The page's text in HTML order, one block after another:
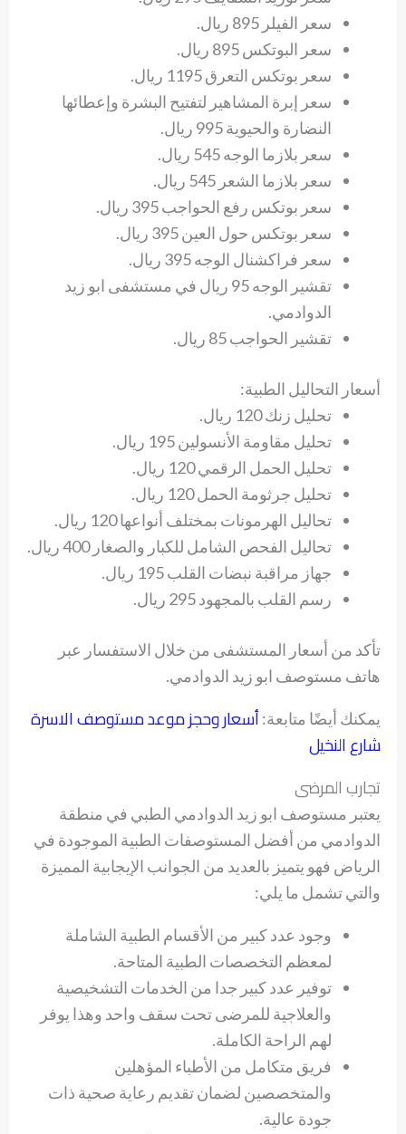
سعر الفيلر 895 ريال.
سعر البوتكس 895 ريال.
سعر بوتكس التعرق 1195 ريال.
سعر إبرة المشاهير لتفتيح البشرة وإعطائها
النضارة والحيوية 995 ريال.
سعر بلازما الوجه 545 ريال.
سعر بلازما الشعر 545 ريال.
سعر بوتكس رفع الحواجب 395 ريال.
سعر بوتكس حول العين 395 ريال.
سعر فراكشنال الوجه 395 ريال.
تقشير الوجه 95 ريال في مستشفى ابو زيد
الدوادمي.
تقشير الحواجب 85 ريال.
أسعار التحاليل الطبية:
تحليل زنك 120 ريال.
تحليل مقاومة الأنسولين 195 ريال.
تحليل الحمل الرقمي 120 ريال.
تحليل جرثومة الحمل 120 ريال.
تحاليل الهرمونات بمختلف أنواعها 120 ريال.
تحاليل الفحص الشامل للكبار والصغار 400 ريال.
جهاز مراقبة نبضات القلب 195 ريال.
رسم القلب بالمجهود 295 ريال.
تأكد من أسعار المستشفى من خلال الاستفسار عبر
هاتف مستوصف ابو زيد الدوادمي.
يمكنك أيضًا متابعة:أسعار وحجز موعد مستوصف الاسرة
شارع النخيل
تجارب المرضى
يعتبر مستوصف ابو زيد الدوادمي الطبي في منطقة
الدوادمي من أفضل المستوصفات الطبية الموجودة في
الرياض فهو يتميز بالعديد من الجوانب الإيجابية المميزة
والتي تشمل ما يلي:
وجود عدد كبير من الأقسام الطبية الشاملة
لمعظم التخصصات الطبية المتاحة.
توفير عدد كبير جدا من الخدمات التشخيصية
والعلاجية للمرضى تحت سقف واحد وهذا يوفر
لهم الراحة الكاملة.
فريق متكامل من الأطباء المؤهلين
والمتخصصين لضمان تقديم رعاية صحية ذات
جودة عالية.